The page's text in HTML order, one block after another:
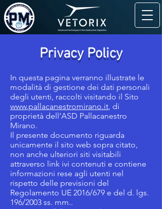
Privacy Policy
In questa pagina verranno illustrate le
modalità di gestione dei dati personali
degli utenti, raccolti visitando il Sito
www.pallacanestromirano.it, di
proprietà dell’ASD Pallacanestro
Mirano.
Il presente documento riguarda
unicamente il sito web sopra citato,
non anche ulteriori siti visitabili
attraverso link ivi contenuti e contiene
informazioni rese agli utenti nel
rispetto delle previsioni del
Regolamento UE 2016/679 e del d. lgs.
196/2003 ss. mm..